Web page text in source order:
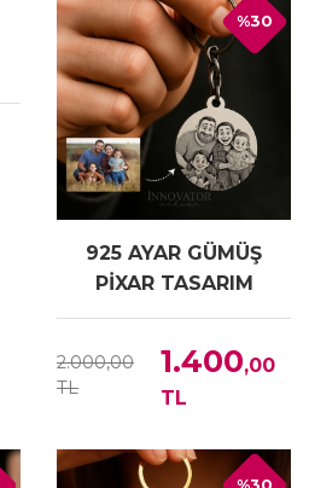
925 AYAR GÜMÜŞ
PİXAR TASARIM
ANAHTARLIK
2.000,00
TL
1.400,00
TL
%30